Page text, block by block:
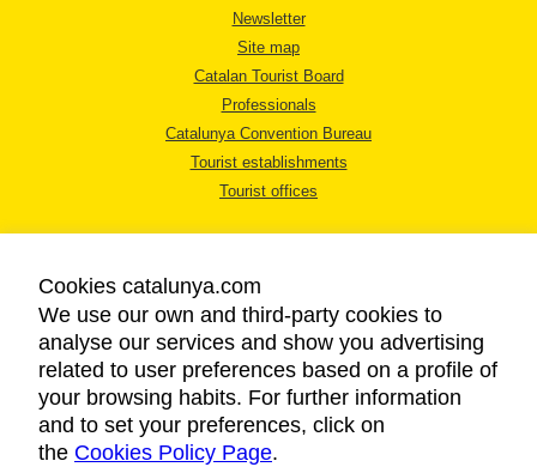
Newsletter
Site map
Catalan Tourist Board
Professionals
Catalunya Convention Bureau
Tourist establishments
Tourist offices
LEGAL NOTICE
PRIVACY POLICY
COOKIES POLICY
ACCESSIBILITY
Cookies catalunya.com
We use our own and third-party cookies to
analyse our services and show you advertising
related to user preferences based on a profile of
your browsing habits. For further information
and to set your preferences, click on
the Cookies Policy Page.